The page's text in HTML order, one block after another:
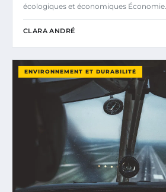
écologiques et économiques Économie…
CLARA ANDRÉ
ENVIRONNEMENT ET DURABILITÉ